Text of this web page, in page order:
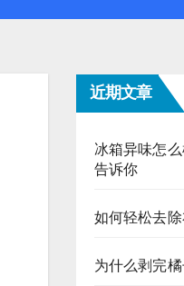
近期文章
冰箱异味怎
告诉你
如何轻松去
为什么剥完